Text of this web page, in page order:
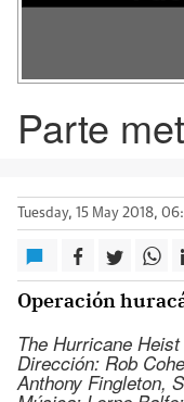
Parte
Tuesday, 15 May 2018,
Operación
The Hurricane
Dirección: Rob
Anthony Fingleton,